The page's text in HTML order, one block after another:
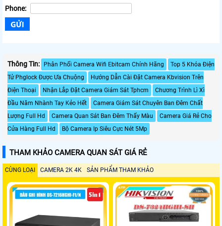
Phone:
Thông Tin: Phân Phối Camera Wifi Ebitcam Chính Hãng
Top 5 Khóa Điện
Tử Phglock Được Ưa Chuộng
Hướng Dẫn Cài Đặt Camera Kbvision Trên
Điện Thoại
Nhận Lắp Đặt Camera Giám Sát Tphcm
Chương Trình Lì Xì
Đầu Năm Nhành Tay Kẻo Hết
Camera Giám Sát Chuyên Ban Đêm Chất
Lượng Full Hd
Camera Quan Sát Ban Đêm Thấy Màu
Camera Giá Rẻ Cho
Cửa Hàng Full Hd
Bộ Camera Ip Siêu Cực Nét 5Mp
THAM KHẢO CAMERA QUAN SÁT GIÁ RẺ
CÙNG LOẠI CAMERA 2K 4K SẢN PHẨM THAM KHẢO